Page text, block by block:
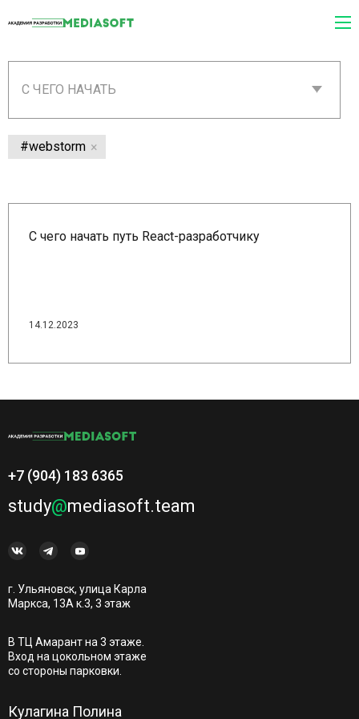
С ЧЕГО НАЧАТЬ
#webstorm
С чего начать путь React-разработчику
14.12.2023
+7 (904) 183 6365
study@mediasoft.team
г. Ульяновск, улица Карла
Маркса, 13А к.3, 3 этаж
В ТЦ Амарант на 3 этаже.
Вход на цокольном этаже
со стороны парковки.
Кулагина Полина